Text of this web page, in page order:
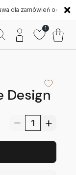
zamówień od 300 zł
1
Design